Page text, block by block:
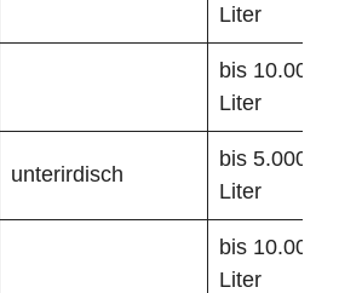
Liter
bis 10.000
Liter
unterirdisch
bis 5.000
Liter
bis 10.000
Liter